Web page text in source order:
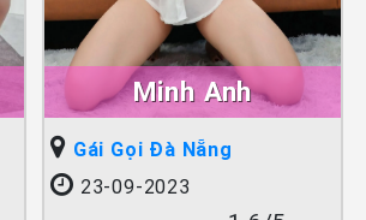
Minh Anh
Gái Gọi Đà Nẵng
23-09-2023